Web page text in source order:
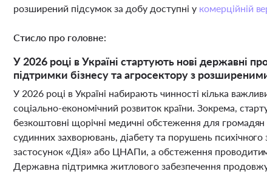
розширений підсумок за добу доступні у комерційній
Стисло про головне:
У 2026 році в Україні стартують нові державні
підтримки бізнесу та агросектору з
У 2026 році в Україні набирають чинності кілька
соціально-економічний розвиток країни. Зокрема,
безкоштовні щорічні медичні обстеження для
судинних захворювань, діабету та порушень
застосунок «Дія» або ЦНАПи, а обстеження
Державна підтримка житлового забезпечення